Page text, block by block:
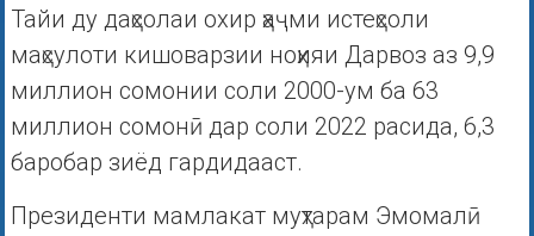
Тайи ду даҳсолаи охир ҳаҷми истеҳсоли
маҳсулоти кишоварзии ноҳияи Дарвоз аз 9,9
миллион сомонии соли 2000-ум ба 63
миллион сомонӣ дар соли 2022 расида, 6,3
баробар зиёд гардидааст.
Президенти мамлакат муҳтарам Эмомалӣ